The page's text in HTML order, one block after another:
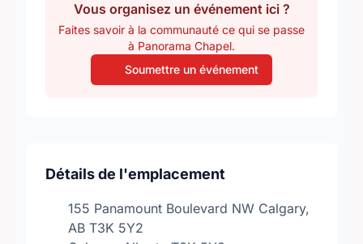
Vous organisez un événement ici ?
Faites savoir à la communauté ce qui se passe
à Panorama Chapel.
Soumettre un événement
Détails de l'emplacement
155 Panamount Boulevard NW Calgary,
AB T3K 5Y2